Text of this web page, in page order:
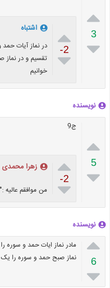

3


-2

اشتباه
در نماز آیات
تقسیم و در
خوانیم
نویسنده

5

ج9

-2

زهرا محمدی
من موافقم عاليه :°
نویسنده

6

مادر نماز ایات حمد و
نماز صبح حمد و سوره را